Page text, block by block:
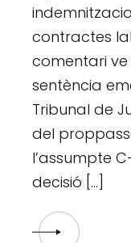
contractes
comentari
sentència
Tribunal de
del
l’assumpte
decisió […]